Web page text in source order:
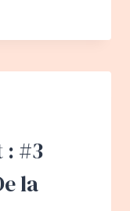
: #3
la